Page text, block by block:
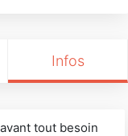
Infos
tout besoin